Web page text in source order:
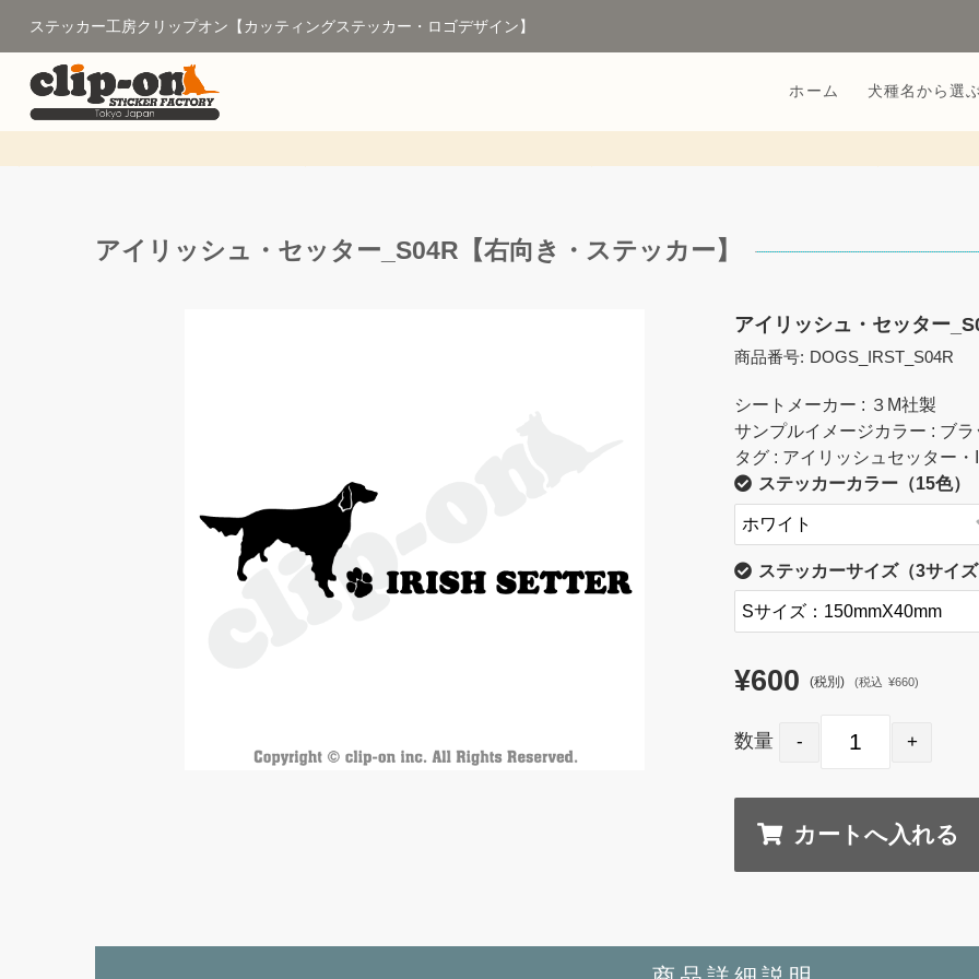
ホーム 犬種名から選
ステッカー工房クリップオン【カッティングステッカー・ロゴデザイン】
アイリッシュ・セッター_S04R【右向き・ステッカー】
アイリッシュ・セッター
商品番号: DOGS_IRST_S04R
シートメーカー : ３M社製
サンプルイメージカラー : ブラ
タグ : アイリッシュセッター
ステッカーカラー（15色）
ステッカーサイズ（3サイ
¥600 (税別) (税込 ¥660)
数量